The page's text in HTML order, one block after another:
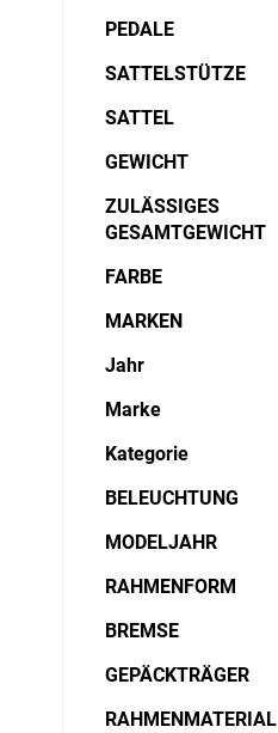
PEDALE
SATTELSTÜTZE
SATTEL
GEWICHT
ZULÄSSIGES
GESAMTGEWICHT
FARBE
MARKEN
Jahr
Marke
Kategorie
BELEUCHTUNG
MODELJAHR
RAHMENFORM
BREMSE
GEPÄCKTRÄGER
RAHMENMATERIAL